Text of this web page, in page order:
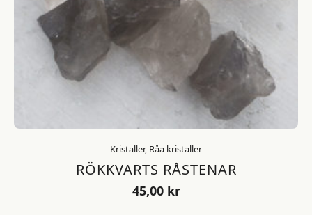
Kristaller, Råa kristaller
RÖKKVARTS RÅSTENAR
45,00 kr